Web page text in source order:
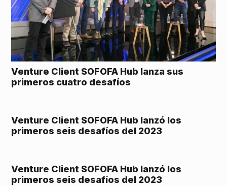
Venture Client SOFOFA Hub lanza sus
primeros cuatro desafíos
Venture Client SOFOFA Hub lanzó los
primeros seis desafíos del 2023
Venture Client SOFOFA Hub lanzó los
primeros seis desafíos del 2023